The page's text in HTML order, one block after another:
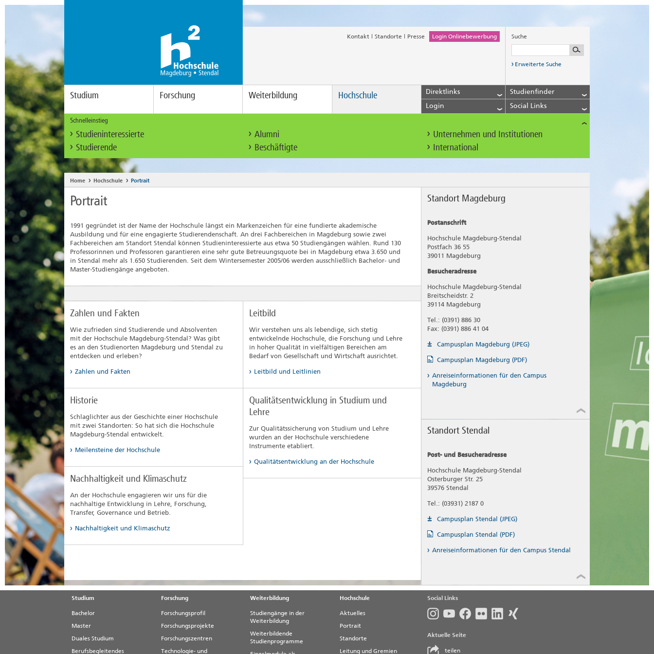
Kontakt Standorte Presse Login Onlinebewerbung Suche
Erweiterte Suche
Studium Forschung Weiterbildung Hochschule Direktlinks
Studienfinder
Login
Social Links
Schnelleinstieg
Studieninteressierte Alumni
Unternehmen und Institutionen
Studierende
Beschäftigte International
Home Hochschule Portrait
Portrait
1991 gegründet ist der Name der Hochschule längst ein Markenzeichen für eine fundierte akademische
Ausbildung und für eine engagierte Studierendenschaft. An drei Fachbereichen in Magdeburg sowie zwei
Fachbereichen am Standort Stendal können Studieninteressierte aus etwa 50 Studiengängen wählen. Rund 130
Professorinnen und Professoren garantieren eine sehr gute Betreuungsquote bei in Magdeburg etwa 3.650 und
in Stendal mehr als 1.650 Studierenden. Seit dem Wintersemester 2005/06 werden ausschließlich Bachelor- und
Master-Studiengänge angeboten.
Zahlen und Fakten
Wie zufrieden sind Studierende und Absolventen
mit der Hochschule Magdeburg-Stendal? Was gibt
es an den Studienorten Magdeburg und Stendal zu
entdecken und erleben?
Zahlen und Fakten
Historie
Schlaglichter aus der Geschichte einer Hochschule
mit zwei Standorten: So hat sich die Hochschule
Magdeburg-Stendal entwickelt.
Meilensteine der Hochschule
Nachhaltigkeit und Klimaschutz
An der Hochschule engagieren wir uns für die
nachhaltige Entwicklung in Lehre, Forschung,
Transfer, Governance und Betrieb.
Nachhaltigkeit und Klimaschutz
Leitbild
Wir verstehen uns als lebendige, sich stetig
entwickelnde Hochschule, die Forschung und Lehre
in hoher Qualität in vielfältigen Bereichen am
Bedarf von Gesellschaft und Wirtschaft ausrichtet.
Leitbild und Leitlinien
Qualitätsentwicklung in Studium und
Lehre
Zur Qualitätssicherung von Studium und Lehre
wurden an der Hochschule verschiedene
Instrumente etabliert.
Qualitätsentwicklung an der Hochschule
Standort Magdeburg
Postanschrift
Hochschule Magdeburg-Stendal
Postfach 36 55
39011 Magdeburg
Besucheradresse
Hochschule Magdeburg-Stendal
Breitscheidstr. 2
39114 Magdeburg
Tel.: (0391) 886 30
Fax: (0391) 886 41 04
Campusplan Magdeburg (JPEG)
Campusplan Magdeburg (PDF)
Anreiseinformationen für den Campus
Magdeburg
Standort Stendal
Post- und Besucheradresse
Hochschule Magdeburg-Stendal
Osterburger Str. 25
39576 Stendal
Tel.: (03931) 2187 0
Campusplan Stendal (JPEG)
Campusplan Stendal (PDF)
Anreiseinformationen für den Campus Stendal
Studium
Bachelor
Master
Duales Studium
Berufsbegleitendes
Forschung
Forschungsprofil
Forschungsprojekte
Forschungszentren
Technologie- und
Weiterbildung
Studiengänge in der
Weiterbildung
Weiterbildende
Studienprogramme
Hochschule
Aktuelles
Portrait
Standorte
Leitung und Gremien
Social Links
Aktuelle Seite
teilen